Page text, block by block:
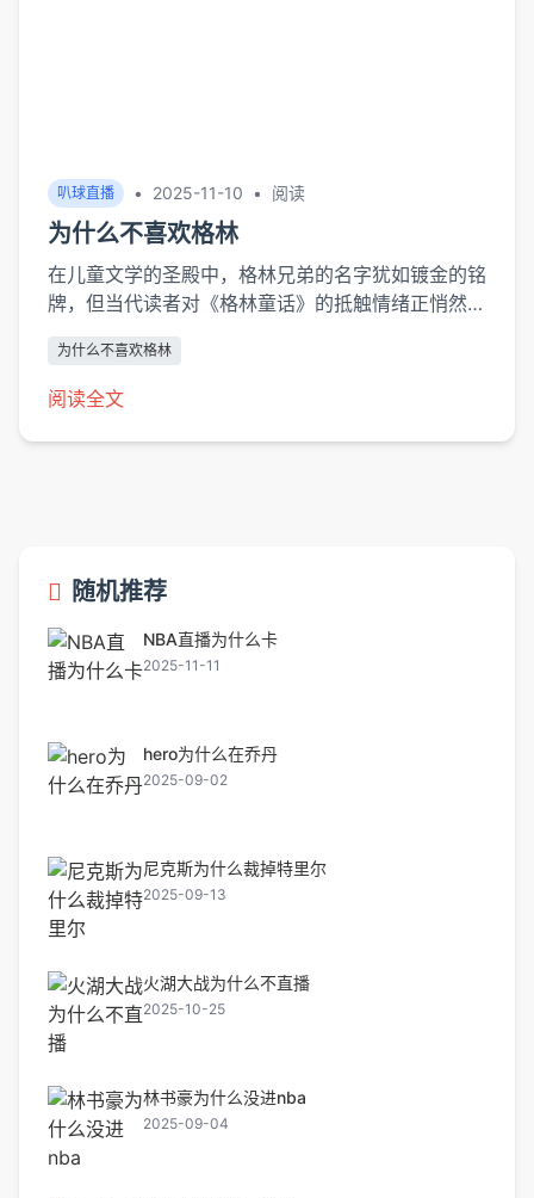
叭球直播 • 2025-11-10 • 阅读
为什么不喜欢格林
在儿童文学的圣殿中，格林兄弟的名字犹如镀金的铭
牌，但当代读者对《格林童话》的抵触情绪正悄然蔓
对暴力叙事、性别偏见与文化霸权的觉醒。当小红帽
的狼外婆被解读为性隐喻，当白雪公主的被动等待被
人们开始质问：这些故事...
为什么不喜欢格林
阅读全文
随机推荐
NBA直播为什么卡
2025-11-11
hero为什么在乔丹
2025-09-02
尼克斯为什么裁掉特里尔
2025-09-13
火湖大战为什么不直播
2025-10-25
林书豪为什么没进nba
2025-09-04